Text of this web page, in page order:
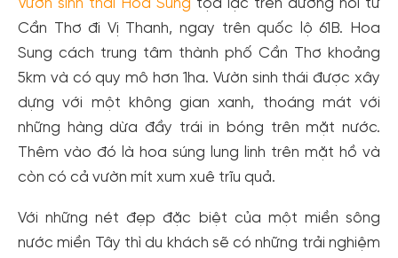
Vườn sinh thái Hoa Súng tọa lạc trên đường nối từ
Cần Thơ đi Vị Thanh, ngay trên quốc lộ 61B. Hoa
Sung cách trung tâm thành phố Cần Thơ khoảng
5km và có quy mô hơn 1ha. Vườn sinh thái được xây
dựng với một không gian xanh, thoáng mát với
những hàng dừa đầy trái in bóng trên mặt nước.
Thêm vào đó là hoa súng lung linh trên mặt hồ và
còn có cả vườn mít xum xuê trĩu quả.
Với những nét đẹp đặc biệt của một miền sông
nước miền Tây thì du khách sẽ có những trải nghiệm